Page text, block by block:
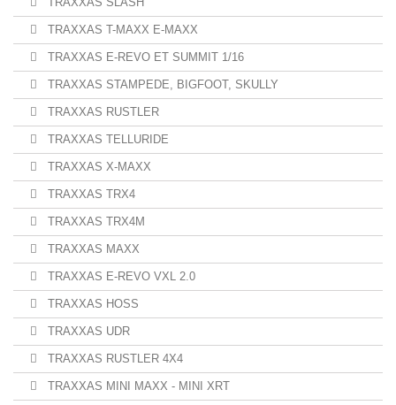
TRAXXAS T-MAXX E-MAXX
TRAXXAS E-REVO ET SUMMIT 1/16
TRAXXAS STAMPEDE, BIGFOOT, SKULLY
TRAXXAS RUSTLER
TRAXXAS TELLURIDE
TRAXXAS X-MAXX
TRAXXAS TRX4
TRAXXAS TRX4M
TRAXXAS MAXX
TRAXXAS E-REVO VXL 2.0
TRAXXAS HOSS
TRAXXAS UDR
TRAXXAS RUSTLER 4X4
TRAXXAS MINI MAXX - MINI XRT